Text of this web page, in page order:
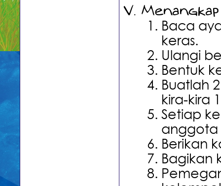
Baca
keras.
Ulangi
Bentuk
Buatlah
kira-kira
Setiap
anggota
Berikan
Bagikan